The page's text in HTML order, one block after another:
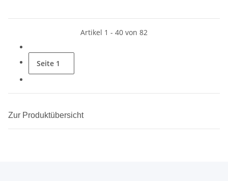
Artikel 1 - 40 von 82
Seite 1
Zur Produktübersicht